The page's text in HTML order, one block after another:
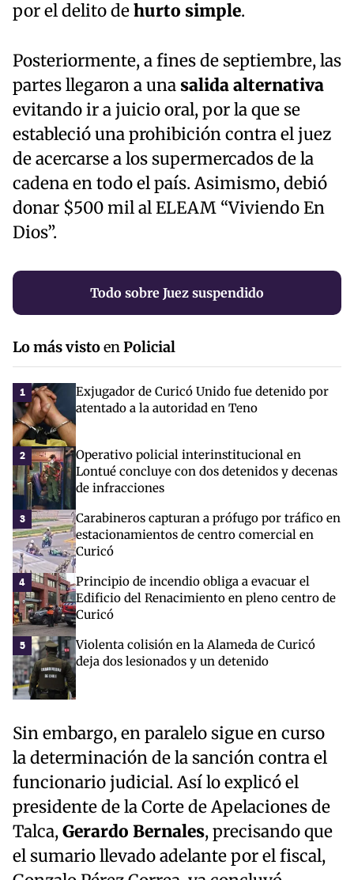
por el delito dehurto simple.
Posteriormente, a fines de septiembre, las
partes llegaron a una salida alternativa
evitando ir a juicio oral, por la que se
estableció una prohibición contra el juez
de acercarse a los supermercados de la
cadena en todo el país. Asimismo, debió
donar $500 mil al ELEAM “Viviendo En
Dios”.
Todo sobre Juez suspendido
Lo más vistoenPolicial
1
Exjugador de Curicó Unido fue detenido por
atentado a la autoridad en Teno
2
Operativo policial interinstitucional en
Lontué concluye con dos detenidos y decenas
de infracciones
3
Carabineros capturan a prófugo por tráfico en
estacionamientos de centro comercial en
Curicó
4
Principio de incendio obliga a evacuar el
Edificio del Renacimiento en pleno centro de
Curicó
5
Violenta colisión en la Alameda de Curicó
deja dos lesionados y un detenido
Sin embargo, en paralelo sigue en curso
la determinación de la sanción contra el
funcionario judicial. Así lo explicó el
presidente de la Corte de Apelaciones de
Talca,Gerardo Bernales, precisando que
el sumario llevado adelante por el fiscal,